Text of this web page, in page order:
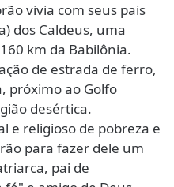
vivia com seus pais
dos Caldeus, uma
km da Babilônia.
de estrada de ferro,
próximo ao Golfo
desértica.
e religioso de pobreza e
para fazer dele um
pai de